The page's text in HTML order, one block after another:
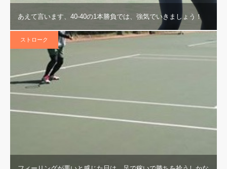
あえて言います、40-40の1本勝負では、強気でいきましょう！
ストローク